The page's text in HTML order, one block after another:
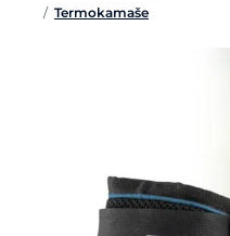
/ Termokamaše